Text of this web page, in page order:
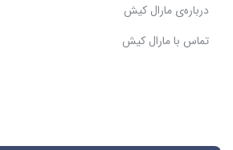
درباره‌ی مارال کیش
تماس با مارال کیش